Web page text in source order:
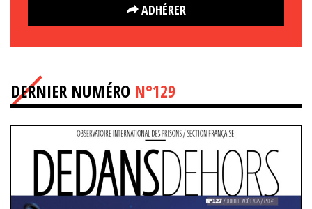
ADHÉRER
DERNIER NUMÉRO N°129